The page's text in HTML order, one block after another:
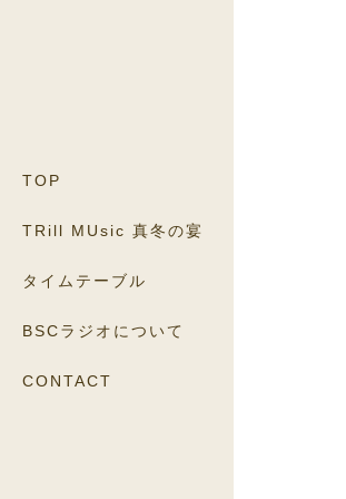
TOP
TRill MUsic 真冬の宴
タイムテーブル
BSCラジオについて
CONTACT